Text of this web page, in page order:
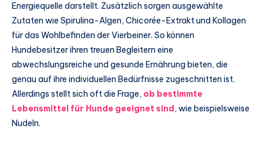
Energiequelle darstellt. Zusätzlich sorgen ausgewählte
Zutaten wie Spirulina-Algen, Chicorée-Extrakt und Kollagen
für das Wohlbefinden der Vierbeiner. So können
Hundebesitzer ihren treuen Begleitern eine
abwechslungsreiche und gesunde Ernährung bieten, die
genau auf ihre individuellen Bedürfnisse zugeschnitten ist.
Allerdings stellt sich oft die Frage, ob bestimmte
Lebensmittel für Hunde geeignet sind , wie beispielsweise
Nudeln.